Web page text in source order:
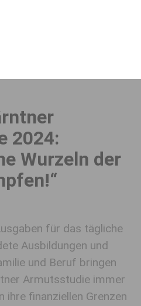
2024:
Wurzeln der
für das tägliche
Ausbildungen und
und Beruf bringen
Armutsstudie immer
ihre finanziellen Grenzen